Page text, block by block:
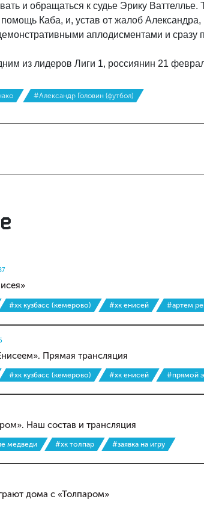
и обращаться к судье Эрику Ваттеллье.
Каба, и, устав от жалоб
аплодисментами и сразу
из лидеров Лиги 1, россиянин 21
#Александр Головин (футбол)
#хк кузбасс (кемерово) #хк енисей #артем
Прямая трансляция
#хк кузбасс (кемерово) #хк енисей #прямой
Наш состав и трансляция
медведи #хк толпар #заявка на игру
дома с «Толпаром»